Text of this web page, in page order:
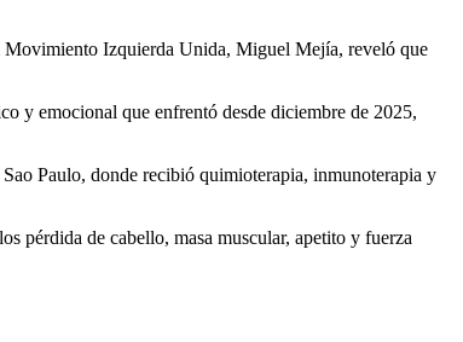
Movimiento Izquierda Unida, Miguel Mejía, reveló que
y emocional que enfrentó desde diciembre de 2025,
Paulo, donde recibió quimioterapia, inmunoterapia y
pérdida de cabello, masa muscular, apetito y fuerza